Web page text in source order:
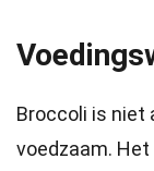
Broccoli is niet
voedzaam.